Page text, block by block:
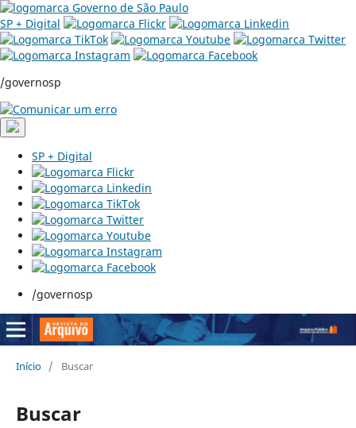
SP + Digital
/governosp
SP + Digital
/governosp
Início / Buscar
Buscar